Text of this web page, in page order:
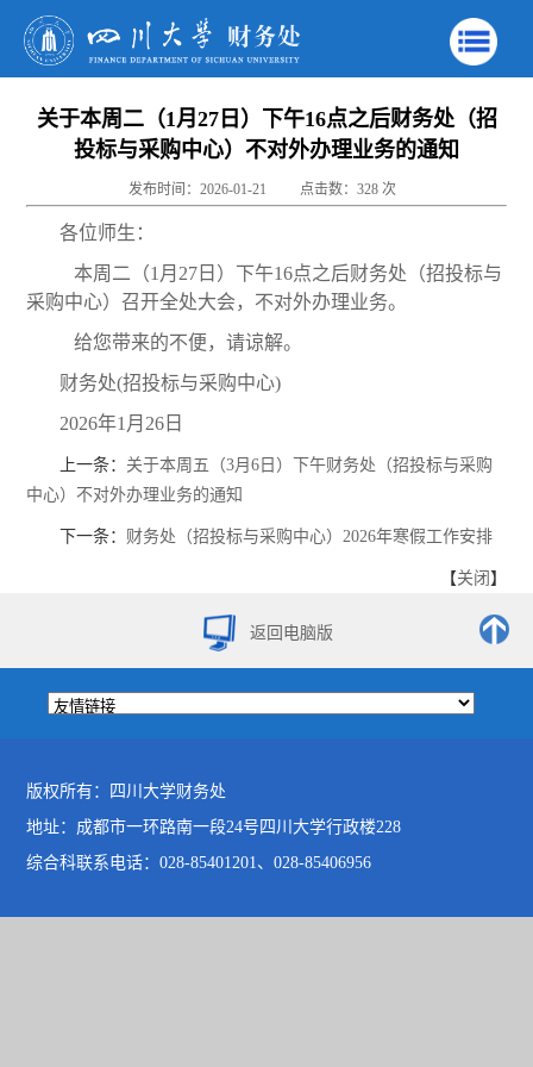
关于本周二（1月27日）下午16点之后财务处（招
投标与采购中心）不对外办理业务的通知
发布时间：2026-01-21 点击数： 328 次
各位师生：
本周二（1月27日）下午16点之后财务处（招投标与
采购中心）召开全处大会，不对外办理业务。
给您带来的不便，请谅解。
财务处(招投标与采购中心)
2026年1月26日
上一条： 关于本周五（3月6日）下午财务处（招投标与采购
中心）不对外办理业务的通知
下一条： 财务处（招投标与采购中心）2026年寒假工作安排
【关闭 】
返回电脑版
版权所有：四川大学财务处
地址：成都市一环路南一段24号四川大学行政楼228
综合科联系电话：028-85401201、028-85406956